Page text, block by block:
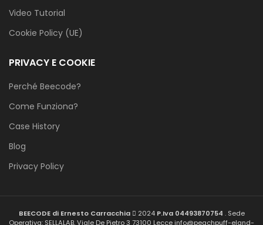
Video Tutorial
Cookie Policy (UE)
PRIVACY E COOKIE
Perché Beecode?
Come Funziona?
Case History
Blog
Privacy Policy
BEECODE di Ernesto Carracchia 2024 P.Iva 04493870754 . Sede
Operativa: SELLALAB, Viale De Pietro 3 73100 Lecce info@peachpuff-eland-